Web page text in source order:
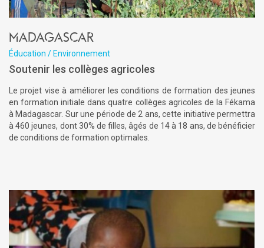
Madagascar
Éducation / Environnement
Soutenir les collèges agricoles
Le projet vise à améliorer les conditions de formation des jeunes
en formation initiale dans quatre collèges agricoles de la Fékama
à Madagascar. Sur une période de 2 ans, cette initiative permettra
à 460 jeunes, dont 30% de filles, âgés de 14 à 18 ans, de bénéficier
de conditions de formation optimales.